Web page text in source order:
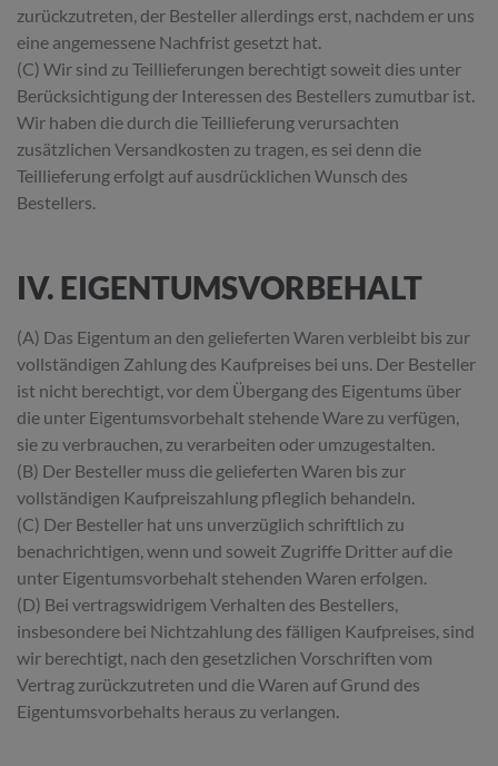
zurückzutreten, der Besteller allerdings erst, nachdem er uns
eine angemessene Nachfrist gesetzt hat.
(C) Wir sind zu Teillieferungen berechtigt soweit dies unter
Berücksichtigung der Interessen des Bestellers zumutbar ist.
Wir haben die durch die Teillieferung verursachten
zusätzlichen Versandkosten zu tragen, es sei denn die
Teillieferung erfolgt auf ausdrücklichen Wunsch des
Bestellers.
IV. EIGENTUMSVORBEHALT
(A) Das Eigentum an den gelieferten Waren verbleibt bis zur
vollständigen Zahlung des Kaufpreises bei uns. Der Besteller
ist nicht berechtigt, vor dem Übergang des Eigentums über
die unter Eigentumsvorbehalt stehende Ware zu verfügen,
sie zu verbrauchen, zu verarbeiten oder umzugestalten.
(B) Der Besteller muss die gelieferten Waren bis zur
vollständigen Kaufpreiszahlung pfleglich behandeln.
(C) Der Besteller hat uns unverzüglich schriftlich zu
benachrichtigen, wenn und soweit Zugriffe Dritter auf die
unter Eigentumsvorbehalt stehenden Waren erfolgen.
(D) Bei vertragswidrigem Verhalten des Bestellers,
insbesondere bei Nichtzahlung des fälligen Kaufpreises, sind
wir berechtigt, nach den gesetzlichen Vorschriften vom
Vertrag zurückzutreten und die Waren auf Grund des
Eigentumsvorbehalts heraus zu verlangen.